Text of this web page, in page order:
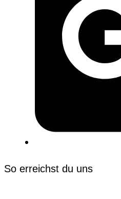
So erreichst du uns